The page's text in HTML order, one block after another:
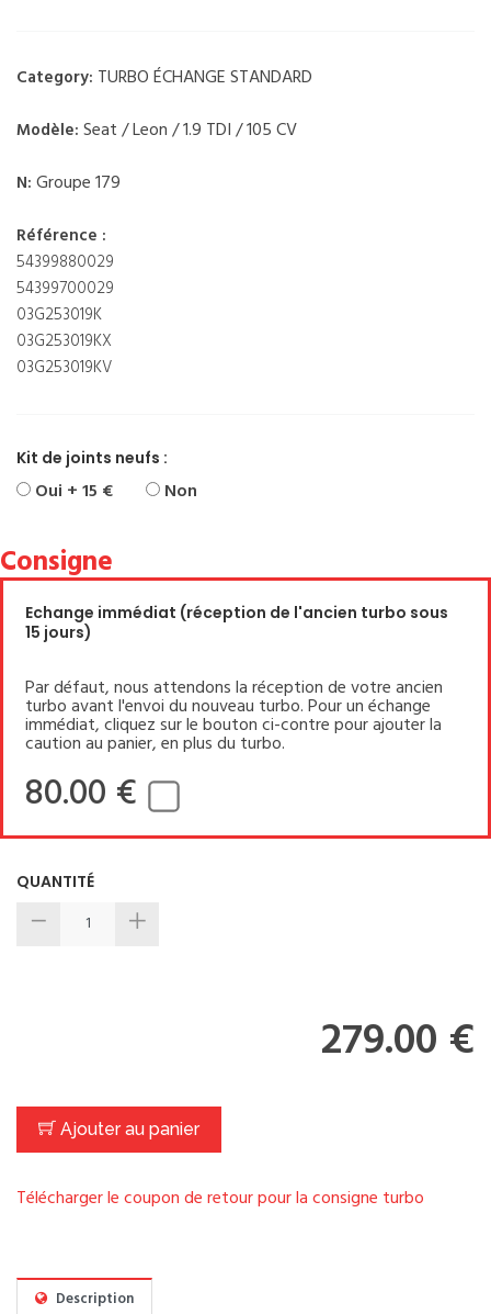
Category: TURBO ÉCHANGE STANDARD
Modèle: Seat / Leon / 1.9 TDI / 105 CV
N: Groupe 179
Référence :
54399880029
54399700029
03G253019K
03G253019KX
03G253019KV
Kit de joints neufs :
Oui + 15 € Non
Consigne
Echange immédiat (réception de l'ancien turbo sous
15 jours)
Par défaut, nous attendons la réception de votre ancien
turbo avant l'envoi du nouveau turbo. Pour un échange
immédiat, cliquez sur le bouton ci-contre pour ajouter la
caution au panier, en plus du turbo.
80.00 €
QUANTITÉ
279.00 €
Ajouter au panier
Télécharger le coupon de retour pour la consigne turbo
Description